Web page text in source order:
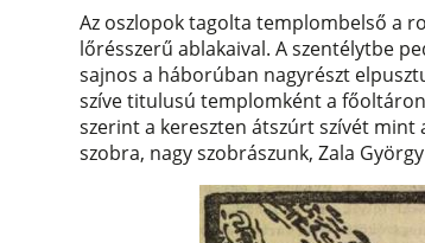
Az oszlopok tagolta templombelső a
lőrésszerű ablakaival. A szentélytbe
sajnos a háborúban nagyrészt
szíve titulusú templomként a
szerint a kereszten átszúrt szívét
szobra, nagy szobrászunk, Zala